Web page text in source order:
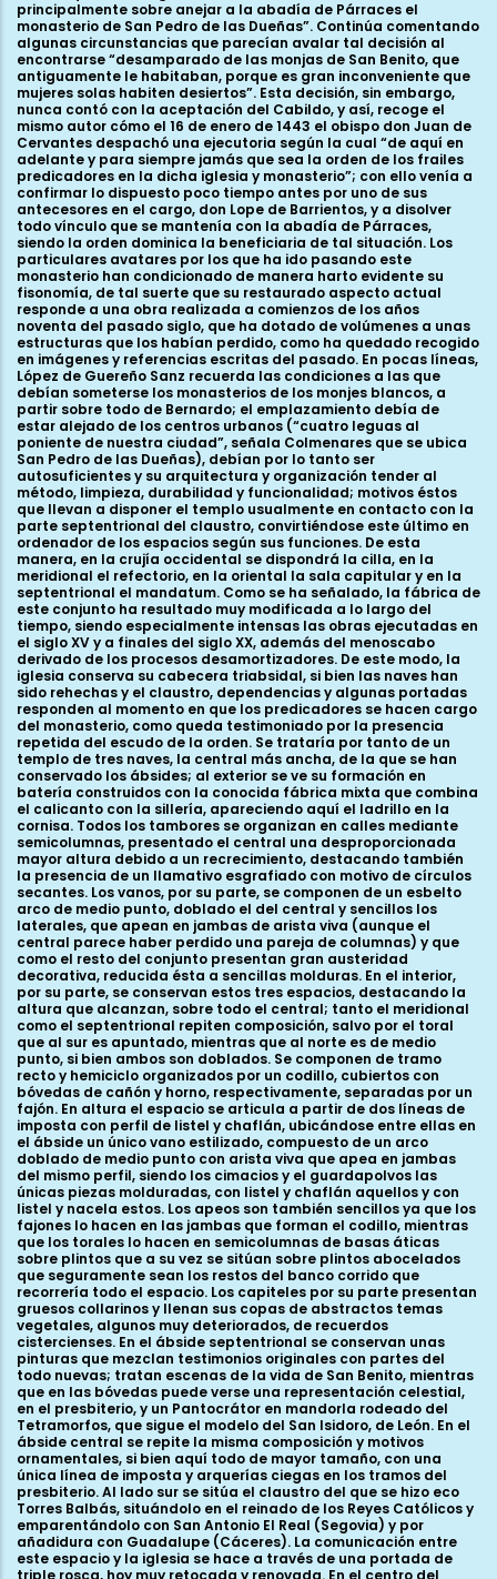
principalmente sobre anejar a la abadía de Párraces el
monasterio de San Pedro de las Dueñas”. Continúa comentando
algunas circunstancias que parecían avalar tal decisión al
encontrarse “desamparado de las monjas de San Benito, que
antiguamente le habitaban, porque es gran inconveniente que
mujeres solas habiten desiertos”. Esta decisión, sin embargo,
nunca contó con la aceptación del Cabildo, y así, recoge el
mismo autor cómo el 16 de enero de 1443 el obispo don Juan de
Cervantes despachó una ejecutoria según la cual “de aquí en
adelante y para siempre jamás que sea la orden de los frailes
predicadores en la dicha iglesia y monasterio”; con ello venía a
confirmar lo dispuesto poco tiempo antes por uno de sus
antecesores en el cargo, don Lope de Barrientos, y a disolver
todo vínculo que se mantenía con la abadía de Párraces,
siendo la orden dominica la beneficiaria de tal situación. Los
particulares avatares por los que ha ido pasando este
monasterio han condicionado de manera harto evidente su
fisonomía, de tal suerte que su restaurado aspecto actual
responde a una obra realizada a comienzos de los años
noventa del pasado siglo, que ha dotado de volúmenes a unas
estructuras que los habían perdido, como ha quedado recogido
en imágenes y referencias escritas del pasado. En pocas líneas,
López de Guereño Sanz recuerda las condiciones a las que
debían someterse los monasterios de los monjes blancos, a
partir sobre todo de Bernardo; el emplazamiento debía de
estar alejado de los centros urbanos (“cuatro leguas al
poniente de nuestra ciudad”, señala Colmenares que se ubica
San Pedro de las Dueñas), debían por lo tanto ser
autosuficientes y su arquitectura y organización tender al
método, limpieza, durabilidad y funcionalidad; motivos éstos
que llevan a disponer el templo usualmente en contacto con la
parte septentrional del claustro, convirtiéndose este último en
ordenador de los espacios según sus funciones. De esta
manera, en la crujía occidental se dispondrá la cilla, en la
meridional el refectorio, en la oriental la sala capitular y en la
septentrional el mandatum. Como se ha señalado, la fábrica de
este conjunto ha resultado muy modificada a lo largo del
tiempo, siendo especialmente intensas las obras ejecutadas en
el siglo XV y a finales del siglo XX, además del menoscabo
derivado de los procesos desamortizadores. De este modo, la
iglesia conserva su cabecera triabsidal, si bien las naves han
sido rehechas y el claustro, dependencias y algunas portadas
responden al momento en que los predicadores se hacen cargo
del monasterio, como queda testimoniado por la presencia
repetida del escudo de la orden. Se trataría por tanto de un
templo de tres naves, la central más ancha, de la que se han
conservado los ábsides; al exterior se ve su formación en
batería construidos con la conocida fábrica mixta que combina
el calicanto con la sillería, apareciendo aquí el ladrillo en la
cornisa. Todos los tambores se organizan en calles mediante
semicolumnas, presentado el central una desproporcionada
mayor altura debido a un recrecimiento, destacando también
la presencia de un llamativo esgrafiado con motivo de círculos
secantes. Los vanos, por su parte, se componen de un esbelto
arco de medio punto, doblado el del central y sencillos los
laterales, que apean en jambas de arista viva (aunque el
central parece haber perdido una pareja de columnas) y que
como el resto del conjunto presentan gran austeridad
decorativa, reducida ésta a sencillas molduras. En el interior,
por su parte, se conservan estos tres espacios, destacando la
altura que alcanzan, sobre todo el central; tanto el meridional
como el septentrional repiten composición, salvo por el toral
que al sur es apuntado, mientras que al norte es de medio
punto, si bien ambos son doblados. Se componen de tramo
recto y hemiciclo organizados por un codillo, cubiertos con
bóvedas de cañón y horno, respectivamente, separadas por un
fajón. En altura el espacio se articula a partir de dos líneas de
imposta con perfil de listel y chaflán, ubicándose entre ellas en
el ábside un único vano estilizado, compuesto de un arco
doblado de medio punto con arista viva que apea en jambas
del mismo perfil, siendo los cimacios y el guardapolvos las
únicas piezas molduradas, con listel y chaflán aquellos y con
listel y nacela estos. Los apeos son también sencillos ya que los
fajones lo hacen en las jambas que forman el codillo, mientras
que los torales lo hacen en semicolumnas de basas áticas
sobre plintos que a su vez se sitúan sobre plintos abocelados
que seguramente sean los restos del banco corrido que
recorrería todo el espacio. Los capiteles por su parte presentan
gruesos collarinos y llenan sus copas de abstractos temas
vegetales, algunos muy deteriorados, de recuerdos
cistercienses. En el ábside septentrional se conservan unas
pinturas que mezclan testimonios originales con partes del
todo nuevas; tratan escenas de la vida de San Benito, mientras
que en las bóvedas puede verse una representación celestial,
en el presbiterio, y un Pantocrátor en mandorla rodeado del
Tetramorfos, que sigue el modelo del San Isidoro, de León. En el
ábside central se repite la misma composición y motivos
ornamentales, si bien aquí todo de mayor tamaño, con una
única línea de imposta y arquerías ciegas en los tramos del
presbiterio. Al lado sur se sitúa el claustro del que se hizo eco
Torres Balbás, situándolo en el reinado de los Reyes Católicos y
emparentándolo con San Antonio El Real (Segovia) y por
añadidura con Guadalupe (Cáceres). La comunicación entre
este espacio y la iglesia se hace a través de una portada de
triple rosca, hoy muy retocada y renovada. En el centro del